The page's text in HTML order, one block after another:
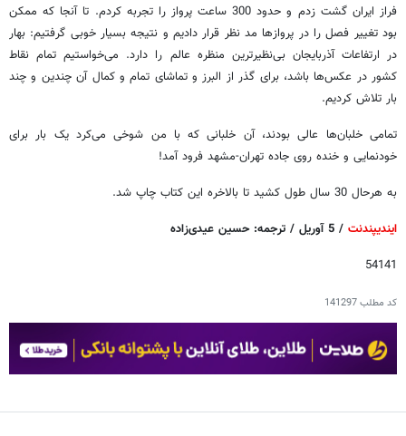
فراز ایران گشت زدم و حدود 300 ساعت پرواز را تجربه کردم. تا آنجا که ممکن
بود تغییر فصل را در پروازها مد نظر قرار دادیم و نتیجه بسیار خوبی گرفتیم: بهار
در ارتفاعات آذربایجان بی‌نظیرترین منظره عالم را دارد. می‌خواستیم تمام نقاط
کشور در عکس‌ها باشد، برای گذر از البرز و تماشای تمام و کمال آن چندین و چند
بار تلاش کردیم.
تمامی خلبان‌ها عالی بودند، آن خلبانی که با من شوخی می‌کرد یک بار برای
خودنمایی و خنده روی جاده تهران-مشهد فرود آمد!
به هرحال 30 سال طول کشید تا بالاخره این کتاب چاپ شد.
ایندیپندنت / 5 آوریل / ترجمه: حسین عیدی‌زاده
54141
کد مطلب141297